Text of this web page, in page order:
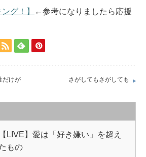
グ！】
←参考になりましたら応援
だけが
さがしてもさがしても
【LIVE】愛は「好き嫌い」を超え
もの